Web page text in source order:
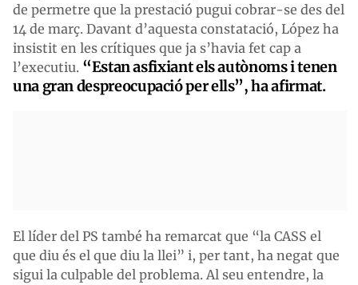
de permetre que la prestació pugui cobrar-se des del
14 de març. Davant d’aquesta constatació, López ha
insistit en les crítiques que ja s’havia fet cap a
l’executiu. “Estan asfixiant els autònoms i tenen
una gran despreocupació per ells”, ha afirmat.
El líder del PS també ha remarcat que “la CASS el
que diu és el que diu la llei” i, per tant, ha negat que
sigui la culpable del problema. Al seu entendre, la